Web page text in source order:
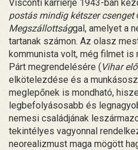
Visconti karrierje 1943-ban
postás mindig kétszer csenget
Megszállottsággal, amelyet a
tartanak számon. Az olasz
kommunista volt, még filmet is
Párt megrendelésére (Vihar
elkötelezdése és a
meglepőnek is mondható,
legbefolyásosabb és
nemesi családjának
tekintélyes vagyonnal
neorealizmust maga mögött